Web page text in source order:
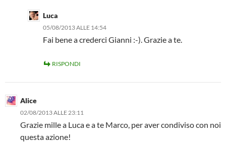
Luca
05/08/2013 ALLE 14:54
Fai bene a crederci Gianni :-). Grazie a te.
RISPONDI
Alice
02/08/2013 ALLE 23:11
Grazie mille a Luca e a te Marco, per aver condiviso con noi
questa azione!